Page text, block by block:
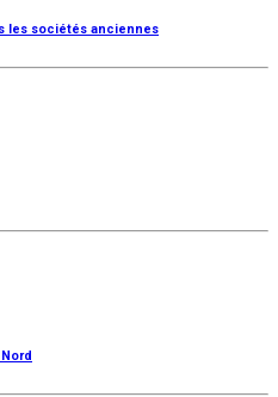
les sociétés anciennes